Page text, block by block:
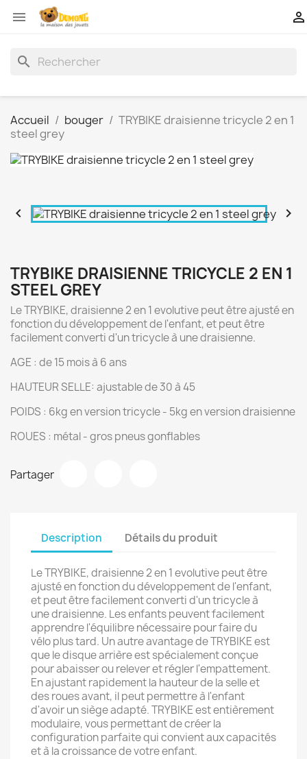
 
search
Accueil bouger
TRYBIKE draisienne tricycle 2 en 1
steel grey
 
TRYBIKE DRAISIENNE TRICYCLE 2 EN 1
STEEL GREY
Le TRYBIKE, draisienne 2 en 1 evolutive peut être ajusté en
fonction du développement de l'enfant, et peut être
facilement converti d'un tricycle à une draisienne.
AGE : de 15 mois à 6 ans
HAUTEUR SELLE: ajustable de 30 à 45
POIDS : 6kg en version tricycle - 5kg en version draisienne
ROUES : métal - gros pneus gonflables
Partager
Description Détails du produit
Le TRYBIKE, draisienne 2 en 1 evolutive peut être
ajusté en fonction du développement de l'enfant,
et peut être facilement converti d'un tricycle à
une draisienne. Les enfants peuvent facilement
apprendre l'équilibre nécessaire pour faire du
vélo plus tard. Un autre avantage de TRYBIKE est
que le disque arrière est spécialement conçue
pour abaisser ou relever et régler l'empattement.
En ajustant rapidement la hauteur de la selle et
des roues avant, il peut permettre à l'enfant
d'avoir un siège adapté. TRYBIKE est entièrement
modulaire, vous permettant de créer la
configuration parfaite qui convient aux capacités
et à la croissance de votre enfant.